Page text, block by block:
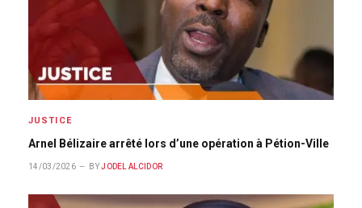
JUSTICE
Arnel Bélizaire arrêté lors d’une opération à Pétion-Ville
14/03/2026 BY JODEL ALCIDOR